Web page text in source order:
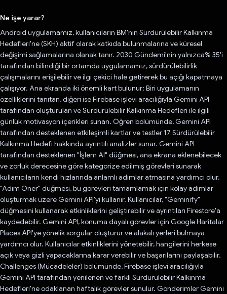
Ne işe yarar?
Android uygulamamız, kullanıcıların BM'nin Sürdürülebilir Kalkınma
Hedefleri'ne (SKH) aktif olarak katkıda bulunmalarına ve küresel
değişimi sağlamalarına olanak tanır. 2030 Gündemi'nin yalnızca% 35'i
tarafından bilindiği bir ortamda uygulamamız, sürdürülebilirlik
çalışmalarını erişilebilir ve ilgi çekici hale getirerek bu açığı kapatmaya
çalışıyor. Ana ekranda iki önemli kart bulunur: Biri uygulamanın
özelliklerini tanıtan, diğeri ise Firebase işlevi aracılığıyla Gemini API
tarafından oluşturulan ve Sürdürülebilir Kalkınma Hedefleri ile ilgili
günlük motivasyon içerikleri sunan. Öğren bölümünde, Gemini API
tarafından desteklenen etkileşimli kartlar ve testler 17 Sürdürülebilir
Kalkınma Hedefi hakkında ayrıntılı analizler sunar. Gemini API
tarafından desteklenen "İşlem Al" düğmesi, ana ekrana eklenebilecek
ve zorluk derecesine göre kategorize edilmiş görevleri sunarak
kullanıcıların kendi hızlarında anlamlı adımlar atmasına yardımcı olur.
"Adım Öner" düğmesi, bu görevleri tamamlamak için kolay adımlar
oluşturmak üzere Gemini API'yi kullanır. Kullanıcılar, "Geminify"
düğmesini kullanarak etkinliklerini geliştirebilir ve ayrıntıları Firestore'a
kaydedebilir. Gemini API, konuma dayalı görevler için Google Haritalar
Places API'ye yönelik sorgular oluşturur ve alakalı yerleri bulmaya
yardımcı olur. Kullanıcılar etkinliklerini yönetebilir, hangilerini herkese
açık veya gizli yapacaklarına karar verebilir ve başarılarını paylaşabilir.
Challenges (Mücadeleler) bölümünde, Firebase işlevi aracılığıyla
Gemini API tarafından yenilenen ve farklı Sürdürülebilir Kalkınma
Hedefleri'ne odaklanan haftalık görevler sunulur. Gönderimler Gemini